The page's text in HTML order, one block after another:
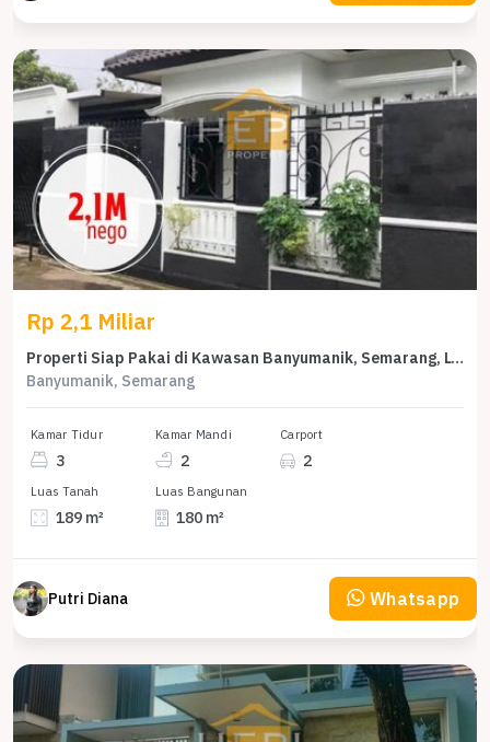
Rp 2,1 Miliar
Properti Siap Pakai di Kawasan Banyumanik, Semarang, LT 189m²
Banyumanik, Semarang
Kamar Tidur
3
Kamar Mandi
2
Carport
2
Luas Tanah
189 m²
Luas Bangunan
180 m²
Putri Diana Whatsapp